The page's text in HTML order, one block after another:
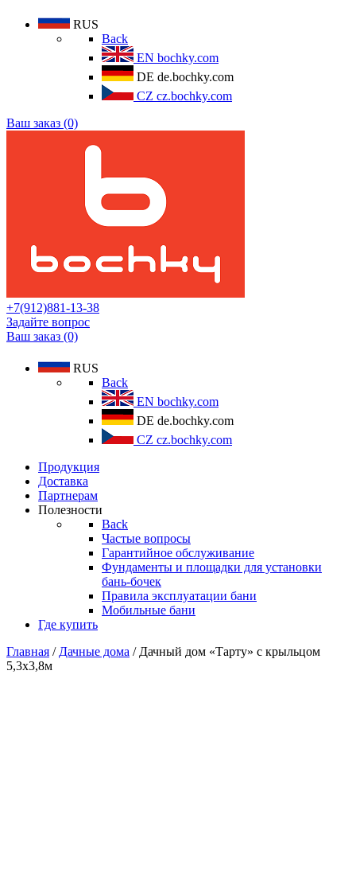
RUS
Back
EN bochky.com
DE de.bochky.com
CZ cz.bochky.com
Ваш заказ (0)
+7(912)881-13-38
Задайте вопрос
Ваш заказ (0)
RUS
Back
EN bochky.com
DE de.bochky.com
CZ cz.bochky.com
Продукция
Доставка
Партнерам
Полезности
Back
Частые вопросы
Гарантийное обслуживание
Фундаменты и площадки для установки
бань-бочек
Правила эксплуатации бани
Мобильные бани
Где купить
Главная / Дачные дома / Дачный дом «Тарту» с крыльцом
5,3х3,8м